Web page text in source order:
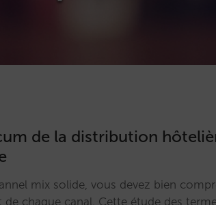
de la distribution
mix solide, vous devez bien
chaque canal. Cette étude des